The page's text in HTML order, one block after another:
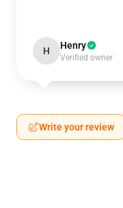
H Henry
Verified owner
Write your review